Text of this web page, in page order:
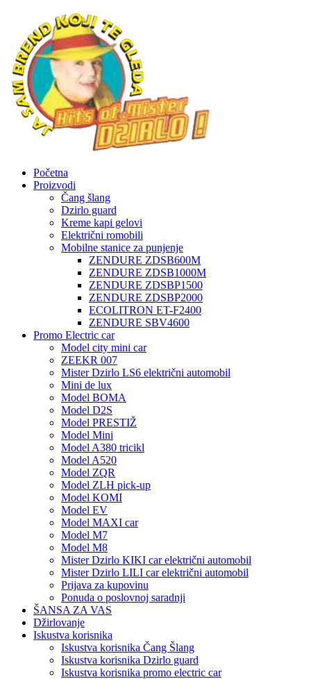
Početna
Proizvodi
Čang šlang
Dzirlo guard
Kreme kapi gelovi
Električni romobili
Mobilne stanice za punjenje
ZENDURE ZDSB600M
ZENDURE ZDSB1000M
ZENDURE ZDSBP1500
ZENDURE ZDSBP2000
ECOLITRON ET-F2400
ZENDURE SBV4600
Promo Electric car
Model city mini car
ZEEKR 007
Mister Dzirlo LS6 električni automobil
Mini de lux
Model BOMA
Model D2S
Model PRESTIŽ
Model Mini
Model A380 tricikl
Model A520
Model ZQR
Model ZLH pick-up
Model KOMI
Model EV
Model MAXI car
Model M7
Model M8
Mister Dzirlo KIKI car električni automobil
Mister Dzirlo LILI car električni automobil
Prijava za kupovinu
Ponuda o poslovnoj saradnji
ŠANSA ZA VAS
Džirlovanje
Iskustva korisnika
Iskustva korisnika Čang Šlang
Iskustva korisnika Dzirlo guard
Iskustva korisnika promo electric car